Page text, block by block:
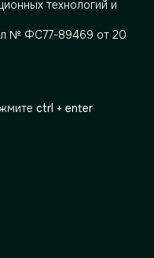
технологий и
№ ФС77-89469 от 20
ctrl + enter